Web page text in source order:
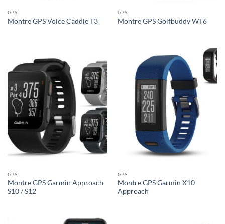
GPS
Montre GPS Voice Caddie T3
GPS
Montre GPS Golfbuddy WT6
GPS
Montre GPS Garmin Approach
S10 / S12
GPS
Montre GPS Garmin X10
Approach